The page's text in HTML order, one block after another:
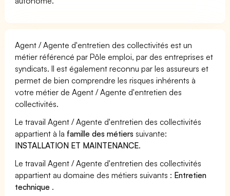
Agent / Agente d'entretien des collectivités est un
métier référencé par Pôle emploi, par des entreprises et
syndicats. Il est également reconnu par les assureurs et
permet de bien comprendre les risques inhérents à
votre métier de Agent / Agente d'entretien des
collectivités.
Le travail Agent / Agente d'entretien des collectivités
appartient à la famille des métiers suivante:
INSTALLATION ET MAINTENANCE.
Le travail Agent / Agente d'entretien des collectivités
appartient au domaine des métiers suivants : Entretien
technique .